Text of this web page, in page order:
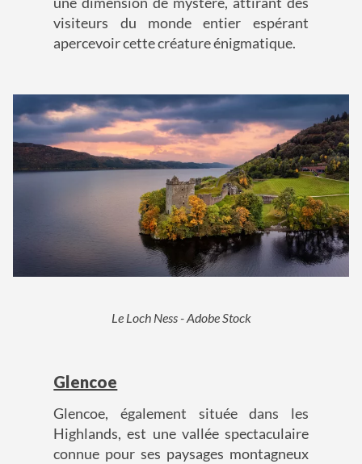
visiteurs du monde entier espérant
apercevoir cette créature énigmatique.
Le Loch Ness - Adobe Stock
Glencoe
Glencoe, également située dans les
Highlands, est une vallée spectaculaire
connue pour ses paysages montagneux